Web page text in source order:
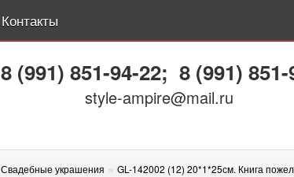
Контакты
8 (991) 851-94-22; 8 (991) 851-
style-ampire@mail.ru
Свадебные украшения » GL-142002 (12) 20*1*25см. Книга